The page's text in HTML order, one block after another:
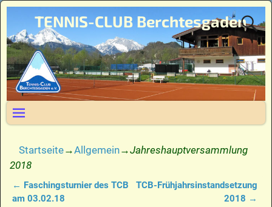
TENNIS-CLUB Berchtesgaden
Startseite→Allgemein→Jahreshauptversammlung
2018
Artikelnavigation
← Faschingsturnier des TCB
am 03.02.18
TCB-Frühjahrsinstandsetzung
2018 →